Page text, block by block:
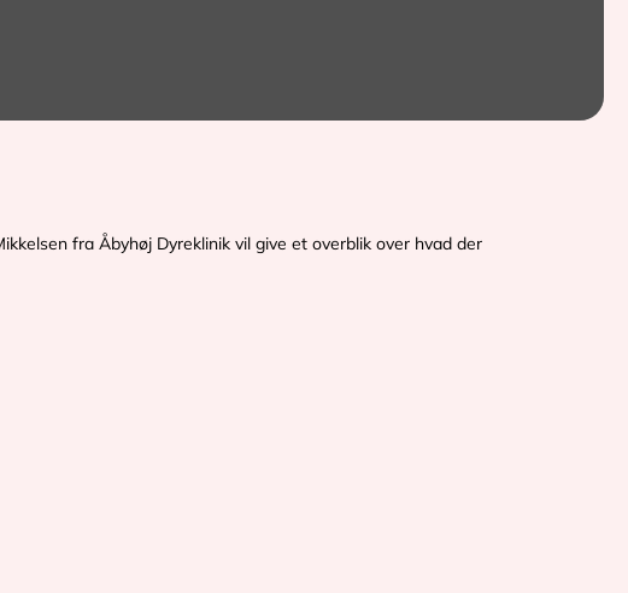
fra Åbyhøj Dyreklinik vil give et overblik over hvad der